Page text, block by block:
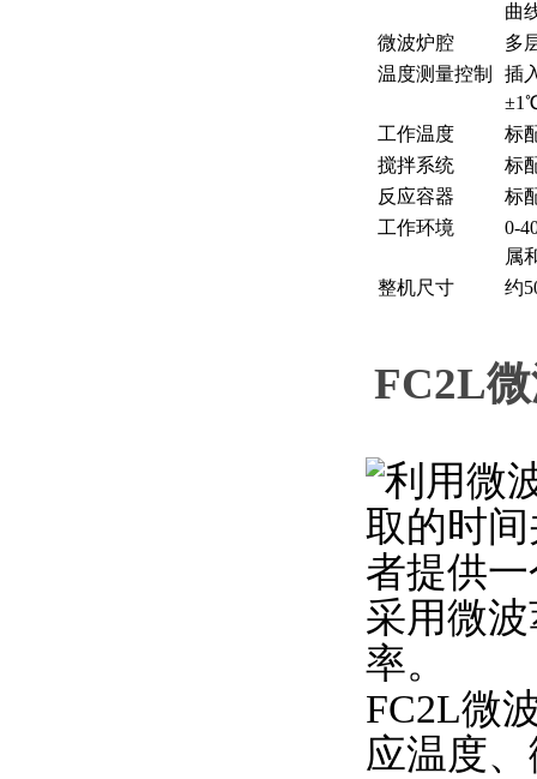
曲
微波炉腔
多
温度测量控制
插
工作温度
标
搅拌系统
标
反应容器
标
工作环境
0-
属
整机尺寸
约
FC2L
利用微
取的时
者提供
采用微
率。
FC2L微
应温度